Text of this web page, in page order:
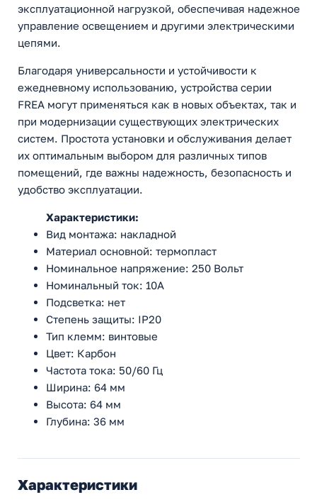
эксплуатационной нагрузкой, обеспечивая надежное
управление освещением и другими электрическими
цепями.
Благодаря универсальности и устойчивости к
ежедневному использованию, устройства серии
FREA могут применяться как в новых объектах, так и
при модернизации существующих электрических
систем. Простота установки и обслуживания делает
их оптимальным выбором для различных типов
помещений, где важны надежность, безопасность и
удобство эксплуатации.
Характеристики:
Вид монтажа: накладной
Материал основной: термопласт
Номинальное напряжение: 250 Вольт
Номинальный ток: 10А
Подсветка: нет
Степень защиты: IP20
Тип клемм: винтовые
Цвет: Карбон
Частота тока: 50/60 Гц
Ширина: 64 мм
Высота: 64 мм
Глубина: 36 мм
Характеристики